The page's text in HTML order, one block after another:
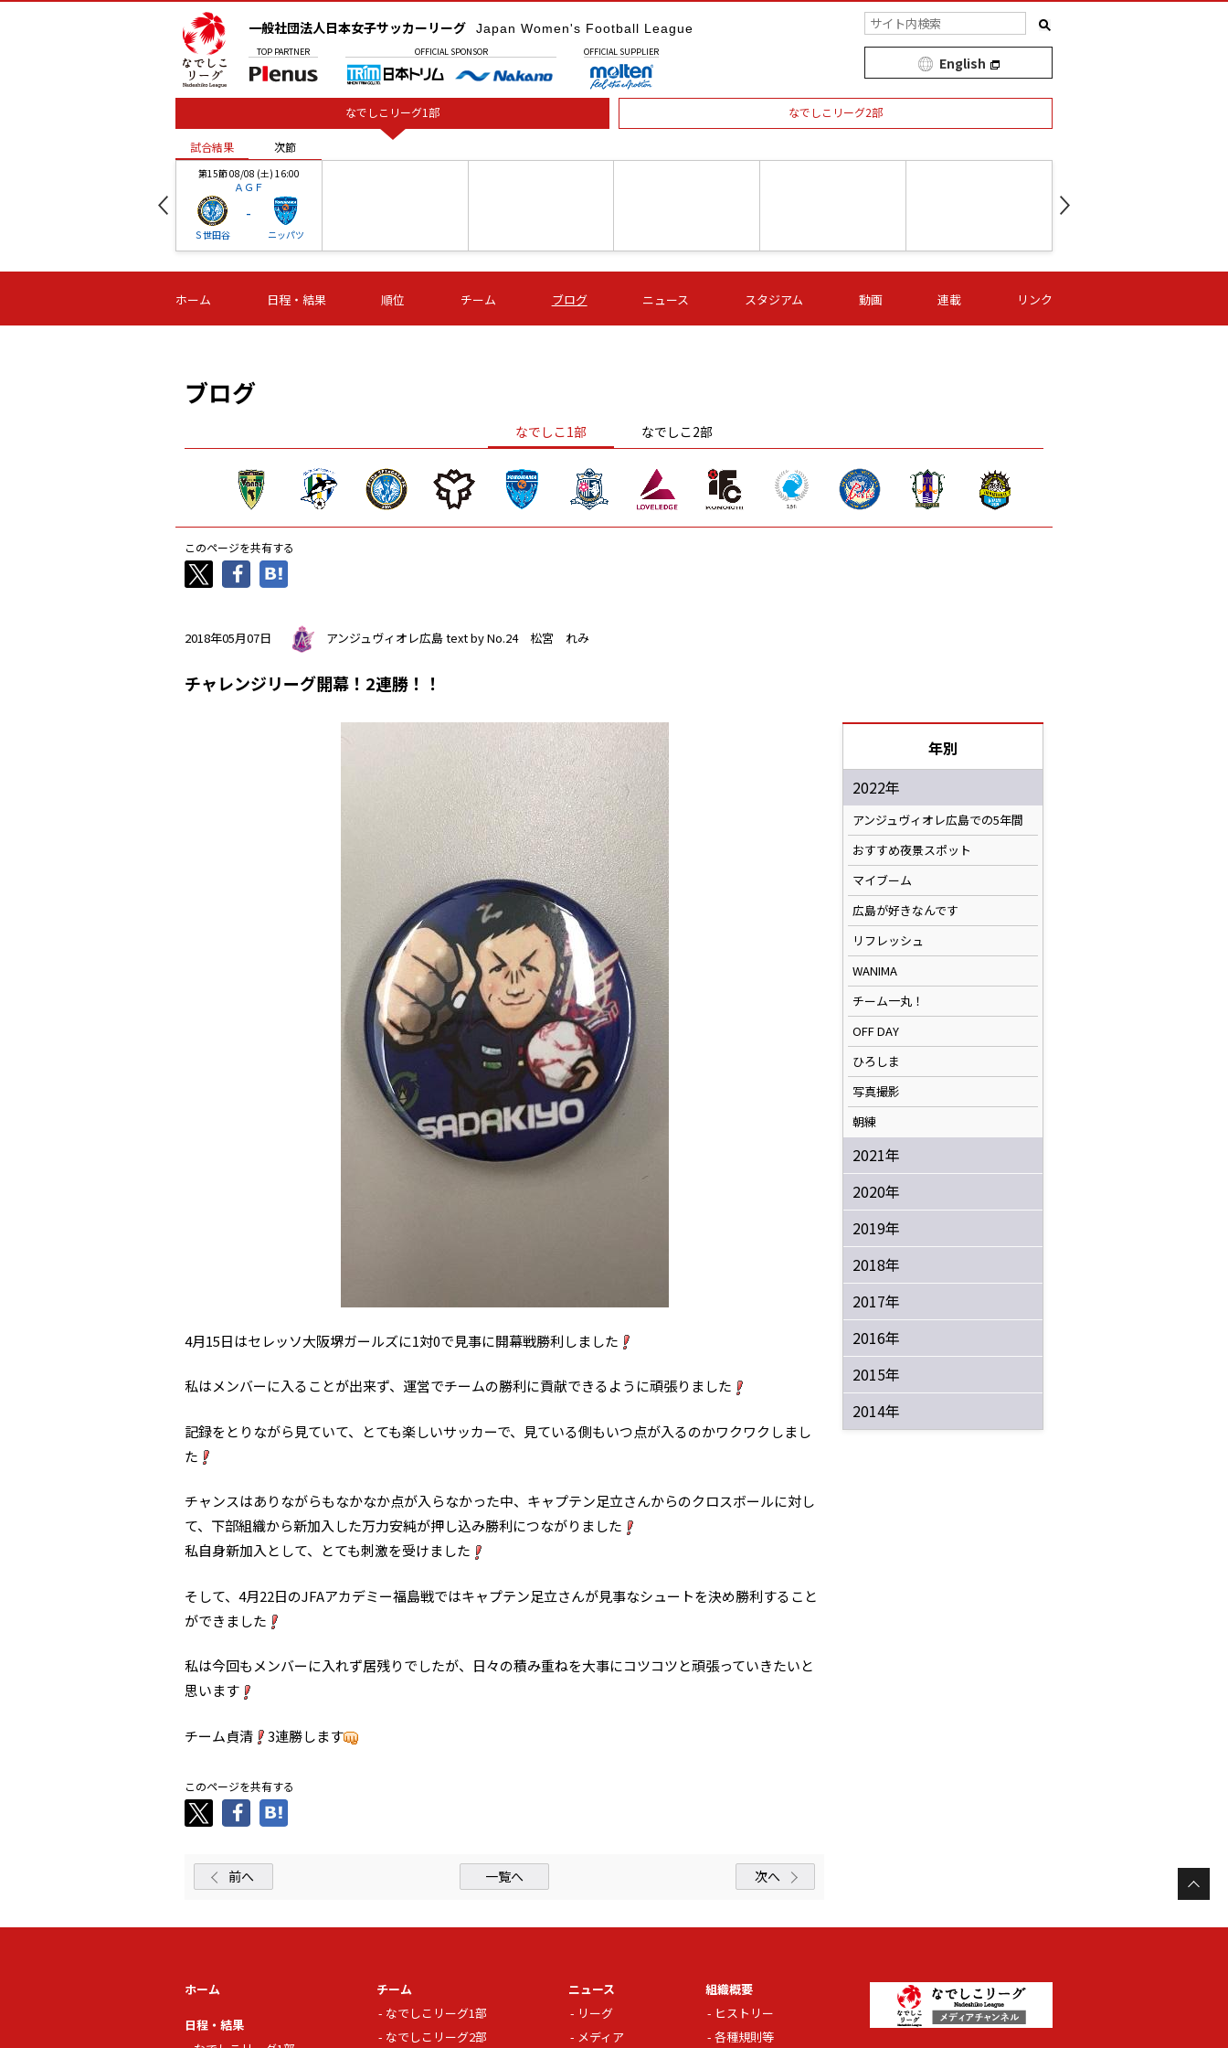
一般社団法人日本女子サッカーリーグ Japan Women's Football League
TOP PARTNER OFFICIAL SPONSOR OFFICIAL SUPPLIER
English
なでしこリーグ1部 なでしこリーグ2部
試合結果 次節
第15節 08/08 (土) 16:00
ＡＧＦ
Ｓ世田谷
-
ニッパツ
-
第16節 09/05 (土) 15:00
ニッパツ
-
第16節 09/05 (土) 15:00
石人の星
-
第16節 09/05 (土) 16:00
ＡＧＦ
-
いちご
-
第16節 09/06 (日) 15:00
-
第16節 09/06 (日) 15:00
- -
試合結果 次節
ホーム 日程・結果 順位 チーム ブログ ニュース スタジアム 動画 連載 リンク
ブログ
なでしこ1部 なでしこ2部
このページを共有する
2018年05月07日 アンジュヴィオレ広島text by No.24 松宮 れみ
チャレンジリーグ開幕！2連勝！！
4月15日はセレッソ大阪堺ガールズに1対0で見事に開幕戦勝利しました
私はメンバーに入ることが出来ず、運営でチームの勝利に貢献できるように頑張りました
記録をとりながら見ていて、とても楽しいサッカーで、見ている側もいつ点が入るのかワクワクしまし
た
チャンスはありながらもなかなか点が入らなかった中、キャプテン足立さんからのクロスボールに対し
て、下部組織から新加入した万力安純が押し込み勝利につながりました
私自身新加入として、とても刺激を受けました
そして、4月22日のJFAアカデミー福島戦ではキャプテン足立さんが見事なシュートを決め勝利すること
ができました
私は今回もメンバーに入れず居残りでしたが、日々の積み重ねを大事にコツコツと頑張っていきたいと
思います
チーム貞清 3連勝します
このページを共有する
前へ 一覧へ 次へ
年別
2022年
アンジュヴィオレ広島での5年間
おすすめ夜景スポット
マイブーム
広島が好きなんです
リフレッシュ
WANIMA
チーム一丸！
OFF DAY
ひろしま
写真撮影
朝練
2021年
2020年
2019年
2018年
2017年
2016年
2015年
2014年
ホーム
日程・結果
チーム
なでしこリーグ1部
なでしこリーグ2部
ニュース
リーグ
メディア
組織概要
ヒストリー
各種規則等